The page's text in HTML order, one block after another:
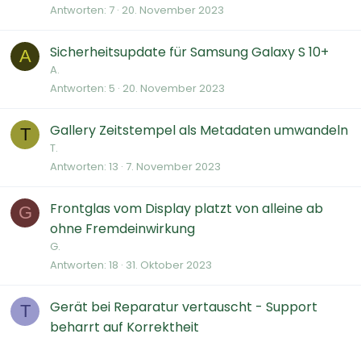
Antworten 7 20. November 2023
A Sicherheitsupdate für Samsung Galaxy S 10+
A.
Antworten 5 20. November 2023
T Gallery Zeitstempel als Metadaten umwandeln
T.
Antworten 13 7. November 2023
G
Frontglas vom Display platzt von alleine ab
ohne Fremdeinwirkung
G.
Antworten 18 31. Oktober 2023
T
Gerät bei Reparatur vertauscht - Support
beharrt auf Korrektheit